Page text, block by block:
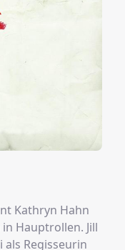
Kathryn Hahn
in Hauptrollen. Jill
als Regisseurin